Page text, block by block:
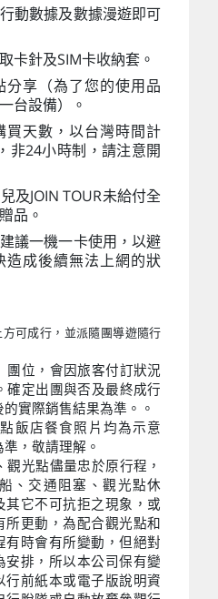
動數據及數據漫遊即可
卡針及SIM卡收納套。
分享（為了您的使用品
台設備）。
買天數，以台灣時間計
非24小時制，請注意開
及JOIN TOUR未給付全
品。
議一機一卡使用，以避
造成後續無法上網的狀
方可成行，並派隨團導遊隨行
位，會因旅客付訂狀況
確定出團與否及最終成行
實際銷售結果為準。。
飯店餐食照片均為示意
，敬請理解。
光點儘量忠於原行程，
、交通阻塞、觀光點休
其它不可抗拒之現象，或
所更動，為配合觀光點和
有時會有所變動，但絕對
安排，所以本公司保有變
行前紙本或電子版說明資